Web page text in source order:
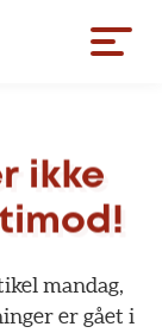
ikke
mandag,
er gået i